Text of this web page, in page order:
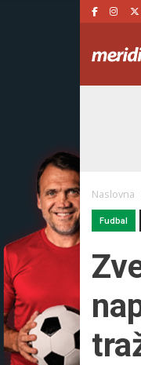
Naslovna
Fudbal